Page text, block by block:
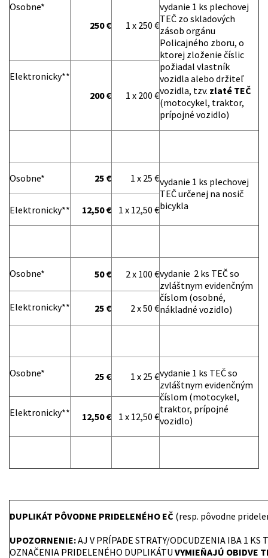
Osobne*
250 €
1 x 250 €
vydanie 1 ks plechovej
TEČ zo skladových
zásob orgánu
Policajného zboru, o
ktorej zloženie číslic
požiadal vlastník
vozidla alebo držiteľ
vozidla, tzv. zlaté TEČ
(motocykel, traktor,
prípojné vozidlo)
Elektronicky**
200 €
1 x 200 €
Osobne* 25 € 1 x 25 €vydanie 1 ks plechovej
TEČ určenej na nosič
bicykla
Elektronicky** 12,50 € 1 x 12,50 €
Osobne* 50 € 2 x 100 €vydanie 2 ks TEČ so
zvláštnym evidenčným
číslom (osobné,
nákladné vozidlo)
Elektronicky** 25 € 2 x 50 €
Osobne* 25 € 1 x 25 €vydanie 1 ks TEČ so
zvláštnym evidenčným
číslom (motocykel,
traktor, prípojné
vozidlo)
Elektronicky** 12,50 € 1 x 12,50 €
DUPLIKÁT PÔVODNE PRIDELENÉHO EČ (resp. pôvodne
UPOZORNENIE:AJ V PRÍPADE STRATY/ODCUDZENIA IBA 1 KS
OZNAČENIA PRIDELENÉHO DUPLIKÁTU VYMIEŇAJÚ OBIDVE